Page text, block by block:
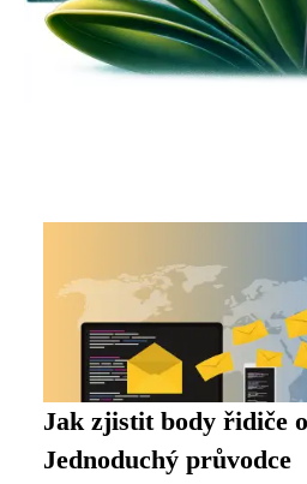
Jak zjistit body řidiče
Jednoduchý průvodce